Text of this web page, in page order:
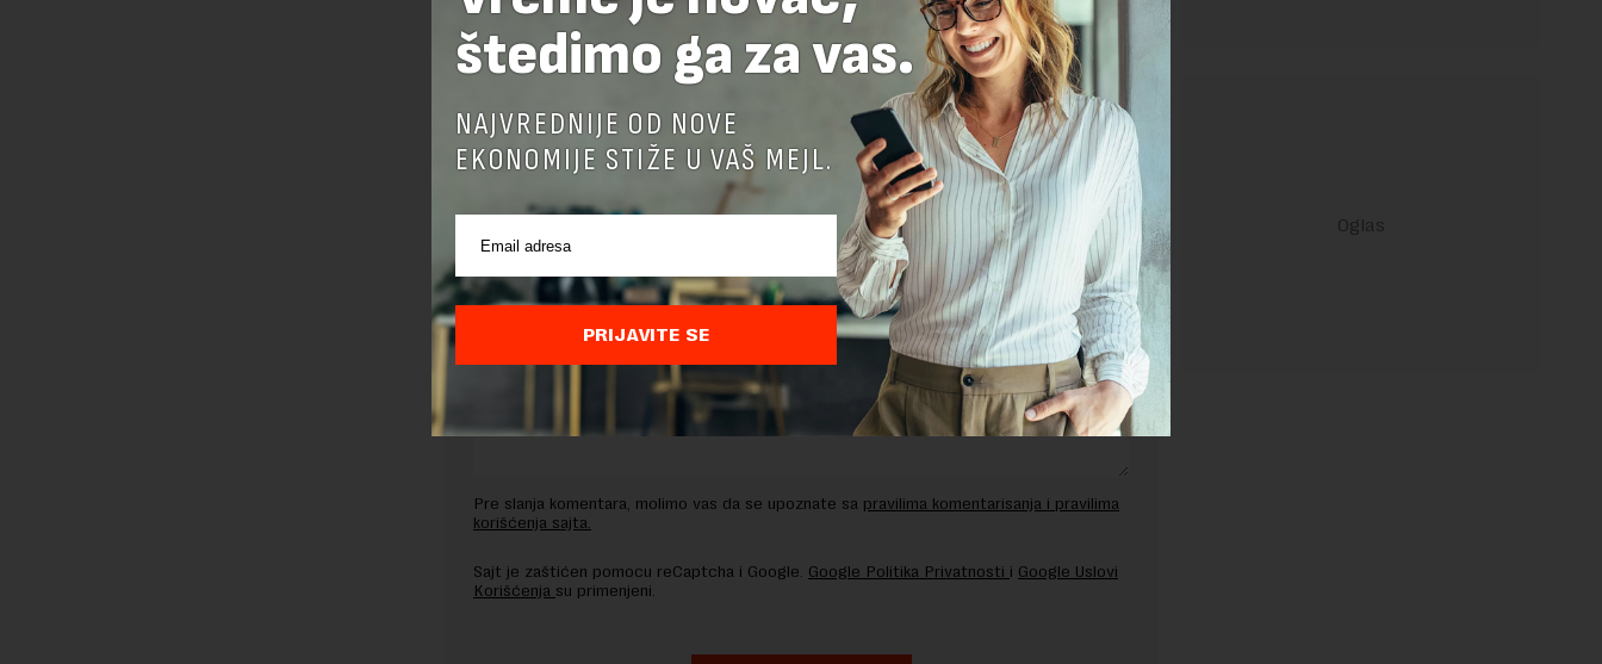
Preuzimanje delova teksta je dozvoljeno, ali uz obavezno navođenje izvora i uz postavljanje linka
OSTAVITE ODGOVOR
Pre slanja komentara, molimo vas da se upoznate sa pravilima komentarisanja i pravilima
korišćenja sajta.
Sajt je zaštićen pomocu reCaptcha i Google. Google Politika Privatnosti i Google Uslovi
Korišćenja su primenjeni.
štedimo ga za vas.
NAJVREDNIJE OD NOVE
EKONOMIJE STIŽE U VAŠ MEJL.
PRIJAVITE SE